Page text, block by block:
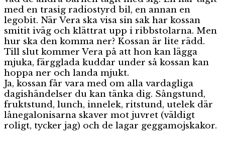
med en trasig radiostyrd bil, en annan en
legobit. När Vera ska visa sin sak har kossan
smitit iväg och klättrat upp i ribbstolarna. Men
hur ska den komma ner? Kossan är lite rädd.
Till slut kommer Vera på att hon kan lägga
mjuka, färgglada kuddar under så kossan kan
hoppa ner och landa mjukt.
Ja, kossan får vara med om alla vardagliga
dagishändelser du kan tänka dig. Sångstund,
fruktstund, lunch, innelek, ritstund, utelek där
lånegalonisarna skaver mot juvret (väldigt
roligt, tycker jag) och de lagar geggamojskakor.